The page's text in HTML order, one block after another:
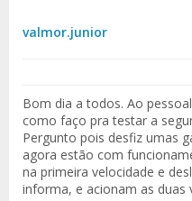
valmor.junior
Bom dia a todos. Ao
como faço pra testar a
Pergunto pois desfiz umas
agora estão com
na primeira velocidade e
informa, e acionam as duas